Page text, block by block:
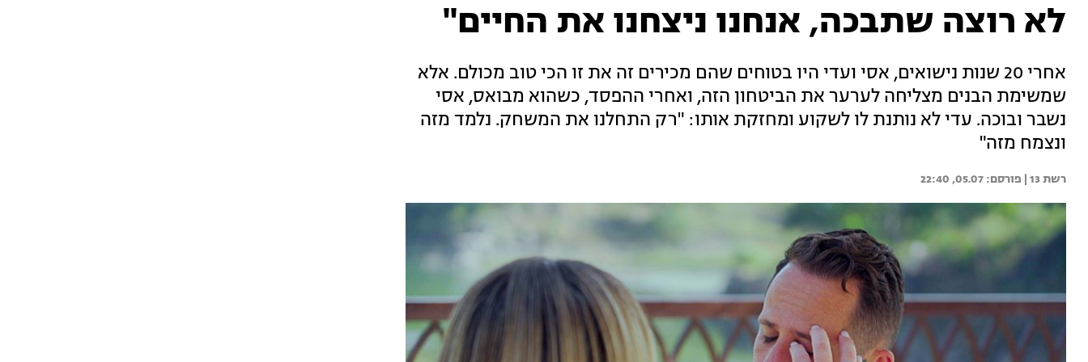
לא רוצה שתבכה, אנחנו ניצחנו את החיים"
אחרי 20 שנות נישואים, אסי ועדי היו בטוחים שהם מכירים זה את זו הכי טוב מכולם. אלא
שמשימת הבנים מצליחה לערער את הביטחון הזה, ואחרי ההפסד, כשהוא מבואס, אסי
נשבר ובוכה. עדי לא נותנת לו לשקוע ומחזקת אותו: "רק התחלנו את המשחק. נלמד מזה
ונצמח מזה"
רשת 13 | 05.07, 22:40